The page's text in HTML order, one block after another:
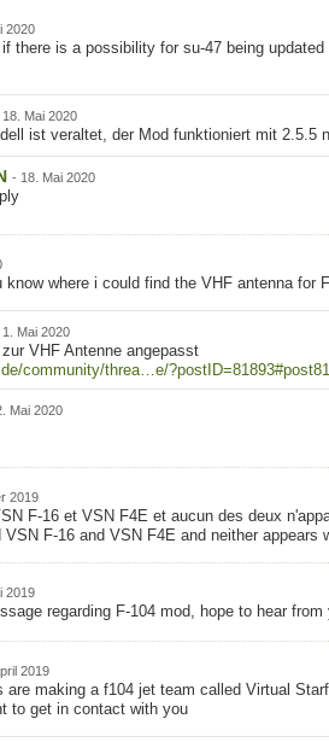
2020
there is a possibility for su-47 being
18. Mai 2020
ist veraltet, der Mod funktioniert mit 2.5.5
- 18. Mai 2020
know where i could find the VHF antenna for
1. Mai 2020
VHF Antenne angepasst
community/threa…e/
Mai 2020
2019
F-16 et VSN F4E et aucun des deux
F-16 and VSN F4E and neither appears
2019
regarding F-104 mod, hope to hear from
2019
are making a f104 jet team called Virtual
to get in contact with you